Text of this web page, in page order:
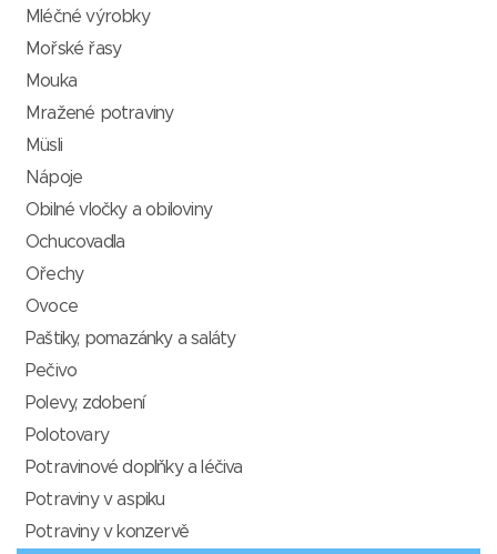
Mléčné výrobky
Mořské řasy
Mouka
Mražené potraviny
Müsli
Nápoje
Obilné vločky a obiloviny
Ochucovadla
Ořechy
Ovoce
Paštiky, pomazánky a saláty
Pečivo
Polevy, zdobení
Polotovary
Potravinové doplňky a léčiva
Potraviny v aspiku
Potraviny v konzervě